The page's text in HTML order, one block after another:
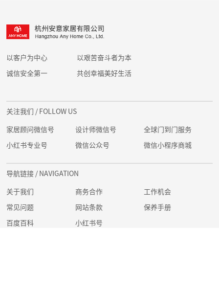
以客户为中心 以艰苦奋斗者为本
诚信安全第一 共创幸福美好生活
关注我们 / FOLLOW US
家居顾问微信号 设计师微信号 全球门到门服务
小红书专业号 微信公众号 微信小程序商城
导航链接 / NAVIGATION
关于我们 商务合作 工作机会
常见问题 网站条款 保养手册
百度百科 小红书号